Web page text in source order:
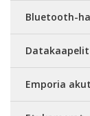
Bluetooth-
Datakaapelit
Emporia akut